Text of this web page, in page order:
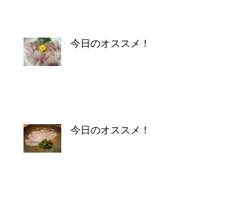
今日のオススメ！
今日のオススメ！